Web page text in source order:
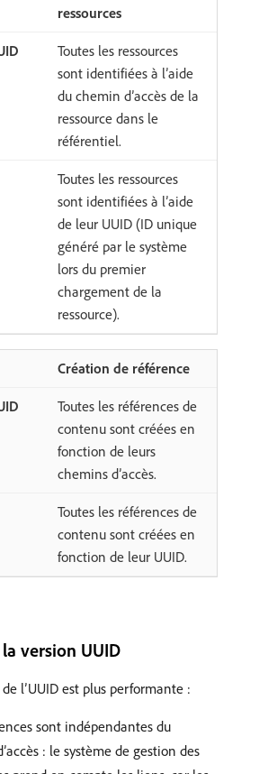
ressources
Toutes les ressources
sont identifiées à l’aide
du chemin d’accès de la
ressource dans le
référentiel.
Toutes les ressources
sont identifiées à l’aide
de leur UUID (ID unique
généré par le système
lors du premier
chargement de la
ressource).
Création de référence
Toutes les références de
contenu sont créées en
fonction de leurs
chemins d’accès.
Toutes les références de
contenu sont créées en
fonction de leur UUID.
version UUID
l’UUID est plus performante :
sont indépendantes du
: le système de gestion des